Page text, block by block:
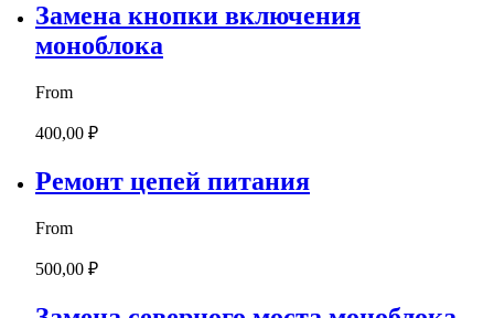
Замена кнопки включения
моноблока
From
400,00 ₽
Ремонт цепей питания
From
500,00 ₽